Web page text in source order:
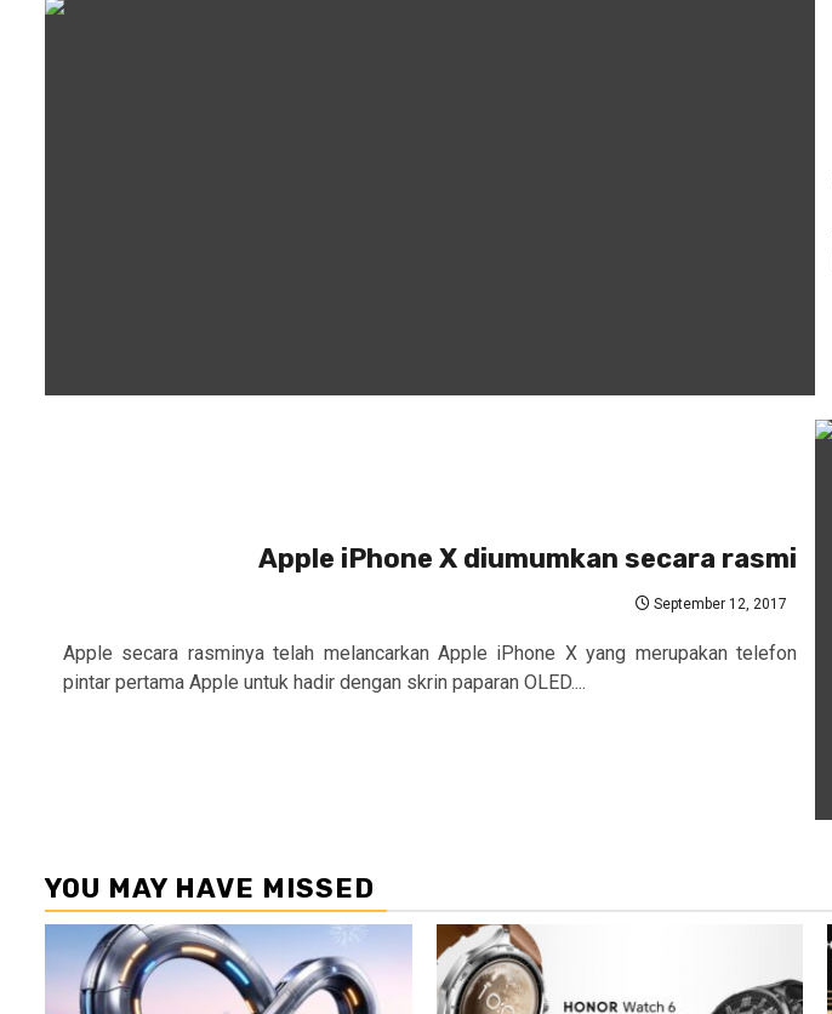
Apple iPhone X diumumkan secara rasmi
September 12, 2017
Apple secara rasminya telah melancarkan Apple iPhone X yang merupakan telefon
pintar pertama Apple untuk hadir dengan skrin paparan OLED....
YOU MAY HAVE MISSED